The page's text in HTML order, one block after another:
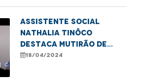
Assistente social
Nathalia Tinôco
destaca mutirão de
retificação de nome e
18/04/2024